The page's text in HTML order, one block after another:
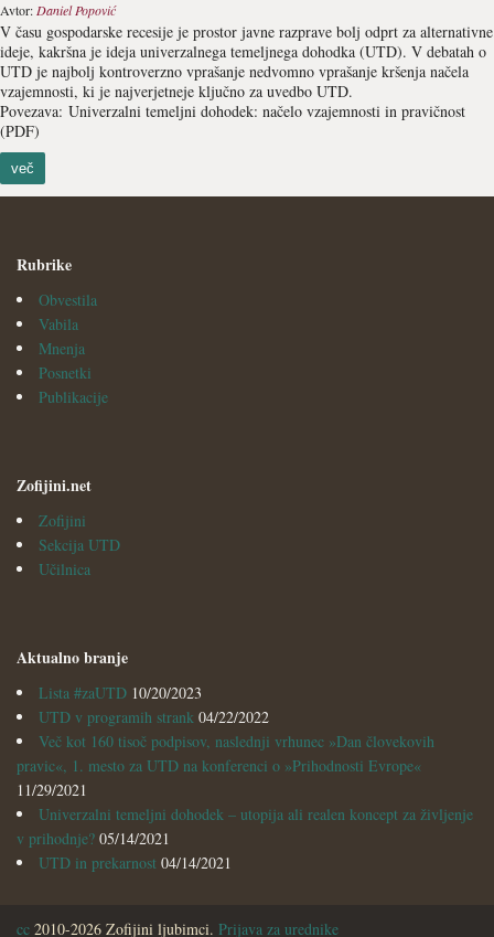
Avtor: Daniel Popović
V času gospodarske recesije je prostor javne razprave bolj odprt za alternativne
ideje, kakršna je ideja univerzalnega temeljnega dohodka (UTD). V debatah o
UTD je najbolj kontroverzno vprašanje nedvomno vprašanje kršenja načela
vzajemnosti, ki je najverjetneje ključno za uvedbo UTD.
Povezava: Univerzalni temeljni dohodek: načelo vzajemnosti in pravičnost
(PDF)
več
Rubrike
Obvestila
Vabila
Mnenja
Posnetki
Publikacije
Zofijini.net
Zofijini
Sekcija UTD
Učilnica
Aktualno branje
Lista #zaUTD 10/20/2023
UTD v programih strank 04/22/2022
Več kot 160 tisoč podpisov, naslednji vrhunec »Dan človekovih
pravic«, 1. mesto za UTD na konferenci o »Prihodnosti Evrope«
11/29/2021
Univerzalni temeljni dohodek – utopija ali realen koncept za življenje
v prihodnje? 05/14/2021
UTD in prekarnost 04/14/2021
cc 2010-2026 Zofijini ljubimci. Prijava za urednike